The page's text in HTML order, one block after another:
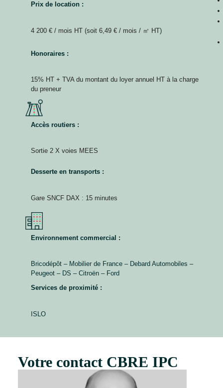
Prix de location :
4 200 € / mois HT (soit 6,49 € / mois / ㎡ HT)
Honoraires :
15% HT + TVA du montant du loyer annuel HT à la charge
du preneur
Accès routiers :
Sortie 2 X voies MEES
Desserte en transports :
Gare SNCF DAX : 15 minutes
Environnement commercial :
Bricodépôt – Mobilier de France – Debard Automobiles –
Peugeot – DS – Citroën – Ford
Services de proximité :
ISLO
Votre contact CBRE IPC